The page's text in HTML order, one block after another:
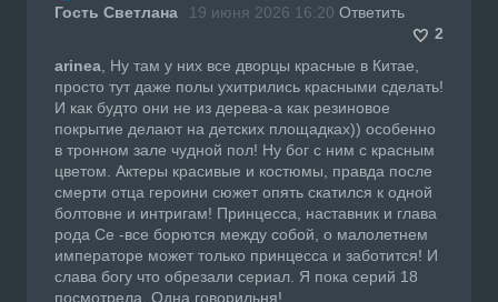
Гость Светлана 19 июня 2026 16:20 Ответить
2
arinea , Ну там у них все дворцы красные в Китае,
просто тут даже полы ухитрились красными сделать!
И как будто они не из дерева-а как резиновое
покрытие делают на детских площадках)) особенно
в тронном зале чудной пол! Ну бог с ним с красным
цветом. Актеры красивые и костюмы, правда после
смерти отца героини сюжет опять скатился к одной
болтовне и интригам! Принцесса, наставник и глава
рода Се -все борются между собой, о малолетнем
императоре может только принцесса и заботится! И
слава богу что обрезали сериал. Я пока серий 18
посмотрела. Одна говорильня!